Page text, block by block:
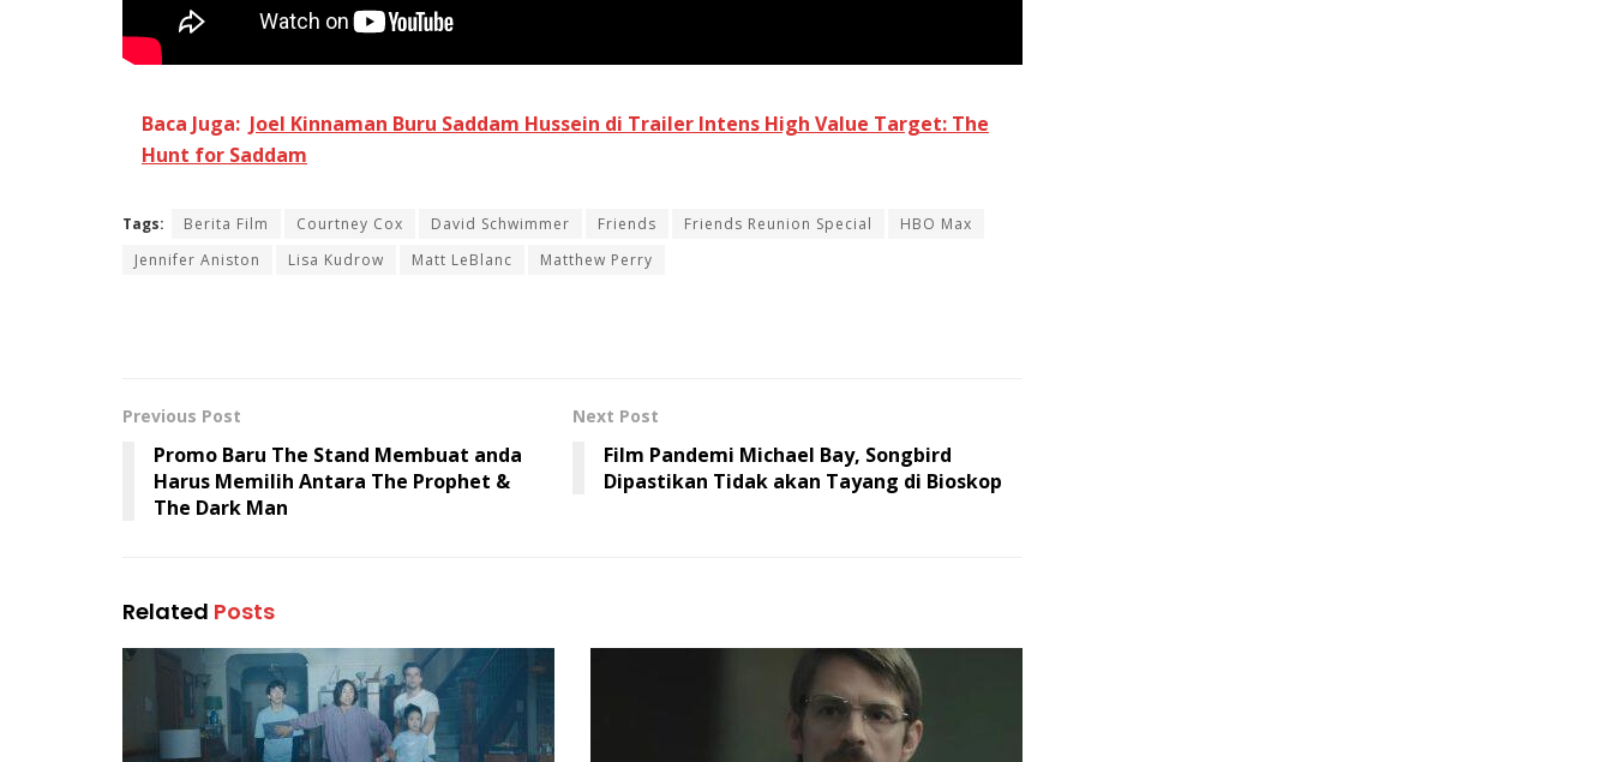
Baca Juga: Joel Kinnaman Buru Saddam Hussein di Trailer Intens High Value Target: The
Hunt for Saddam
Tags: Berita Film Courtney Cox David Schwimmer Friends Friends Reunion Special
HBO Max
Jennifer Aniston
Lisa Kudrow Matt LeBlanc Matthew Perry
Previous Post
Promo Baru The Stand Membuat anda
Harus Memilih Antara The Prophet &
The Dark Man
Next Post
Film Pandemi Michael Bay, Songbird
Dipastikan Tidak akan Tayang di Bioskop
Related Posts